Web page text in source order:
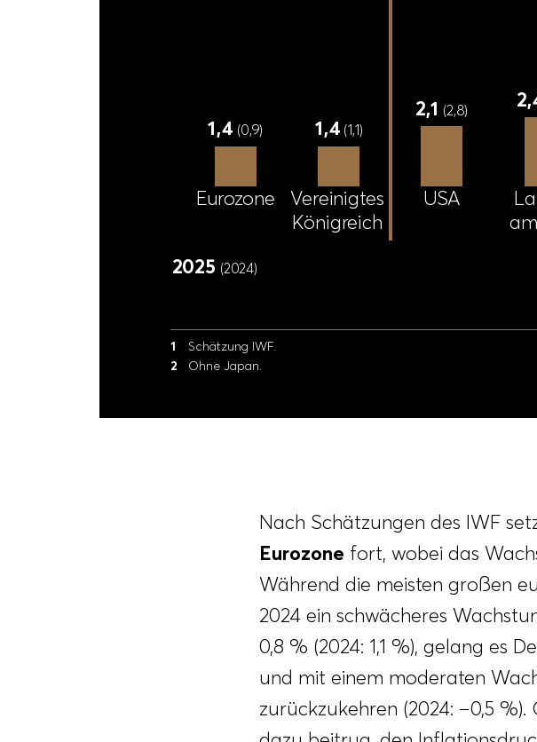
2025 (2024)
Eurozone Vereinigtes
Königreich
USA La
a
1,4 (0,9) 1,4 (1,1)
2,1 (2,8) 2,
Schätzung IWF.
Ohne Japan.
Nach Schätzungen des IWF
Eurozone fort, wobei das
Während die meisten großen
2024 ein schwächeres
0,8 % (2024: 1,1 %), gelang es
und mit einem moderaten
zurückzukehren (2024: −0,5 %).